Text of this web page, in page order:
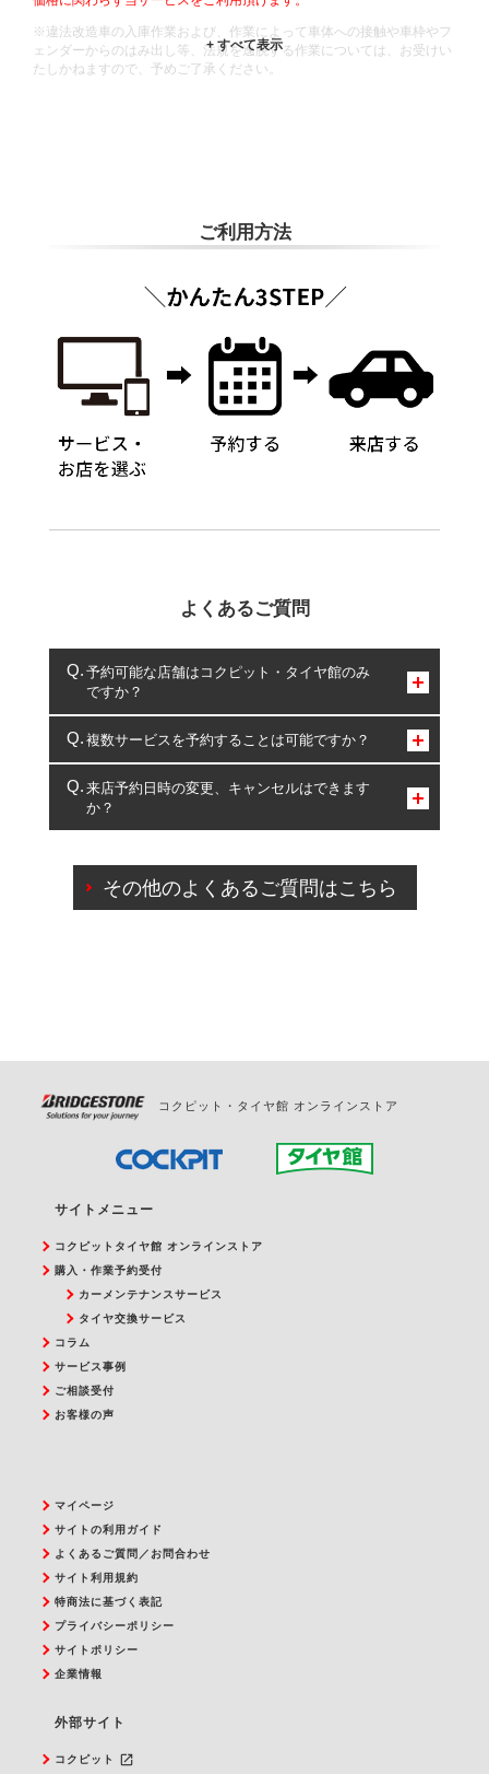
※違法改造車の入庫作業および、作業によって車体への接触や車枠やフ
ェンダーからのはみ出し等、法規を逸脱する作業については、お受けい
たしかねますので、予めご了承ください。
ご利用方法
よくあるご質問
予約可能な店舗はコクピット・タイヤ館のみ
ですか？
コクピット・タイヤ館のみとなります。
複数サービスを予約することは可能ですか？
複数サービスのご予約は可能です。
一部の商品・サービスの組み合わせに限り、同時にご予約が
出来ないものもございます。
来店予約日時の変更、キャンセルはできます
か？
ご来店予約日の3営業日前を過ぎている場合のご予約
の日時変更につきましては、直接ご予約の店舗まで
その他のよくあるご質問はこちら
コクピット・タイヤ館 オンラインストア
サイトメニュー
コクピットタイヤ館 オンラインストア
購入・作業予約受付
カーメンテナンスサービス
タイヤ交換サービス
コラム
サービス事例
ご相談受付
お客様の声
マイページ
サイトの利用ガイド
よくあるご質問／お問合わせ
サイト利用規約
特商法に基づく表記
プライバシーポリシー
サイトポリシー
企業情報
外部サイト
コクピット launch